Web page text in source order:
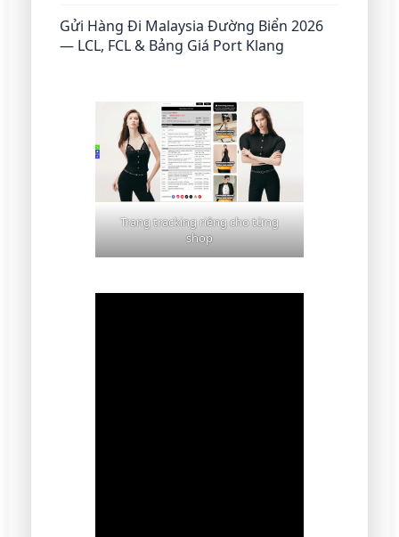
Gửi Hàng Đi Malaysia Đường Biển 2026
— LCL, FCL & Bảng Giá Port Klang
Trang tracking riêng cho từng
shop